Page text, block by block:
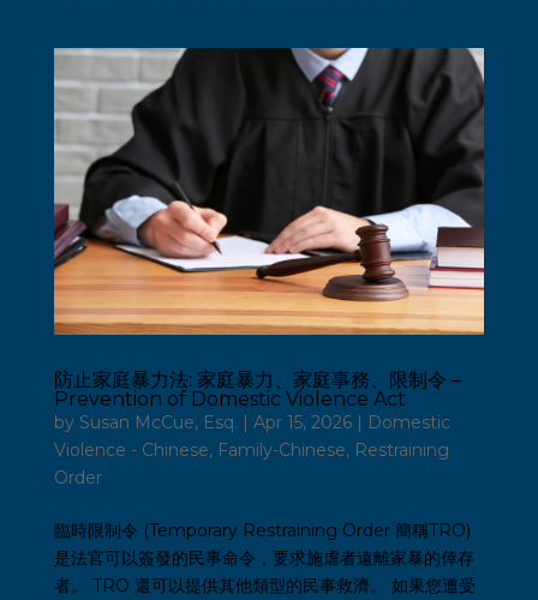
防止家庭暴力法: 家庭暴力、家庭事務、限制令 –
Prevention of Domestic Violence Act
by Susan McCue, Esq. | Apr 15, 2026| Domestic
Violence - Chinese, Family-Chinese, Restraining
Order
臨時限制令 (Temporary Restraining Order 簡稱TRO)
是法官可以簽發的民事命令，要求施虐者遠離家暴的倖存
者。 TRO 還可以提供其他類型的民事救濟。 如果您遭受